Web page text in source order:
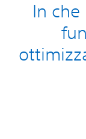
In